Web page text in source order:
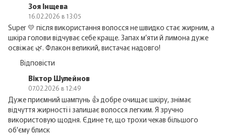
Зоя Інщева
16.02.2026 в 13:05
Super 💛 після використання волосся не швидко стає жирним, а
шкіра голови відчуває себе краще. Запах м’яти й лимона дуже
освіжає 🌿. Флакон великий, вистачає надовго!
Відповісти
Віктор Шулейнов
07.02.2026 в 12:49
Дуже приємний шампунь 👍 добре очищає шкіру, знімає
відчуття жирності і залишає волосся легким. Я зручно
використовую щодня. Єдине те, що трохи чекав більшого
об’єму блиск